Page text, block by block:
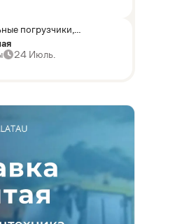
погрузчики,
320
24 Июль.